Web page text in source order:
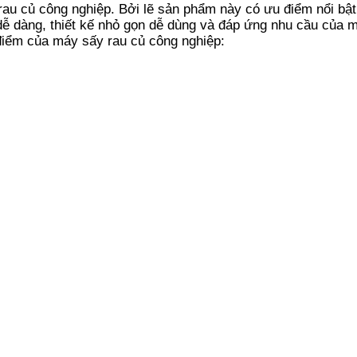
củ công nghiệp. Bởi lẽ sản phẩm này có ưu điểm nổi
dàng, thiết kế nhỏ gọn dễ dùng và đáp ứng nhu cầu
của máy sấy rau củ công nghiệp: